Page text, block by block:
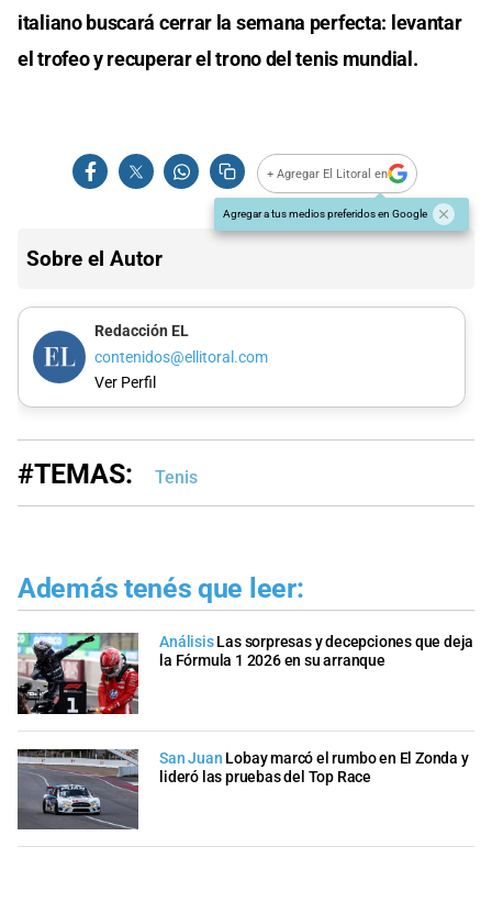
italiano buscará cerrar la semana perfecta: levantar
el trofeo y recuperar el trono del tenis mundial.
+ Agregar El Litoral en
Agregar a tus medios preferidos en Google
Sobre el Autor
Redacción EL
contenidos@ellitoral.com
Ver Perfil
#TEMAS: Tenis
Además tenés que leer:
Análisis Las sorpresas y decepciones que deja
la Fórmula 1 2026 en su arranque
San Juan Lobay marcó el rumbo en El Zonda y
lideró las pruebas del Top Race